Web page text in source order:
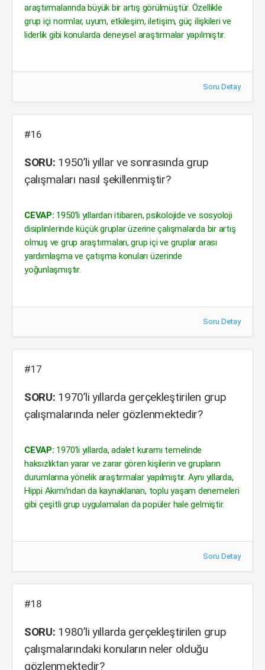
araştırmalarında büyük bir artış görülmüştür. Özellikle
grup içi normlar, uyum, etkileşim, iletişim, güç ilişkileri ve
liderlik gibi konularda deneysel araştırmalar yapılmıştır.
Soru Detay
#16
SORU: 1950’li yıllar ve sonrasında grup
çalışmaları nasıl şekillenmiştir?
CEVAP: 1950’li yıllardan itibaren, psikolojide ve sosyoloji
disiplinlerinde küçük gruplar üzerine çalışmalarda bir artış
olmuş ve grup araştırmaları, grup içi ve gruplar arası
yardımlaşma ve çatışma konuları üzerinde
yoğunlaşmıştır.
Soru Detay
#17
SORU: 1970’li yıllarda gerçekleştirilen grup
çalışmalarında neler gözlenmektedir?
CEVAP: 1970’li yıllarda, adalet kuramı temelinde
haksızlıktan yarar ve zarar gören kişilerin ve grupların
durumlarına yönelik araştırmalar yapılmıştır. Aynı yıllarda,
Hippi Akımı’ndan da kaynaklanan, toplu yaşam denemeleri
gibi çeşitli grup uygulamaları da popüler hale gelmiştir.
Soru Detay
#18
SORU: 1980’li yıllarda gerçekleştirilen grup
çalışmalarındaki konuların neler olduğu
gözlenmektedir?